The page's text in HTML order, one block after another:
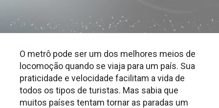
O metrô pode ser um dos melhores meios de
locomoção quando se viaja para um país. Sua
praticidade e velocidade facilitam a vida de
todos os tipos de turistas. Mas sabia que
muitos países tentam tornar as paradas um